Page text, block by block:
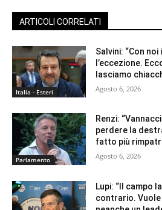
ARTICOLI CORRELATI
Italia - Esteri
Salvini: “Con
l’eccezione.
lasciamo
Agosto 6, 2026
Parlamento
Renzi:
perdere la
fatto più
Agosto 6, 2026
Lupi: “Il campo
contrario. Vuole